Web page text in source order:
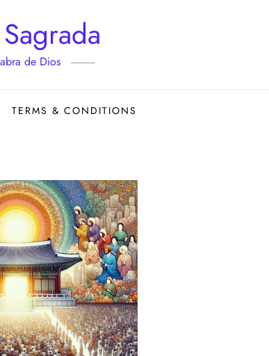
de Dios
TERMS & CONDITIONS